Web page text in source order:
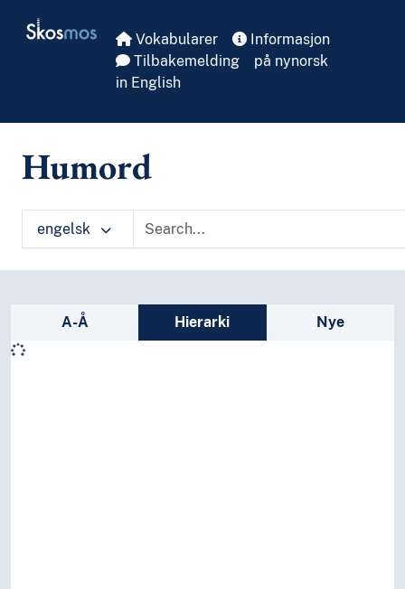
Skosmos Vokabularer
Informasjon
Tilbakemelding
på nynorsk
in English
Humord
engelsk
Sidefelt: navigér i vokabularet på ulike
A-Å Hierarki Nye